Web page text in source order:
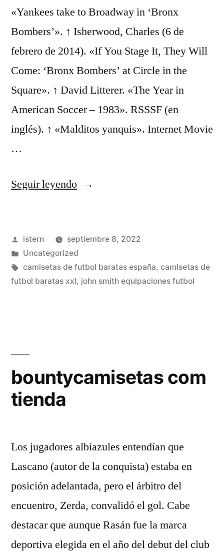
«Yankees take to Broadway in ‘Bronx
Bombers’». ↑ Isherwood, Charles (6 de
febrero de 2014). «If You Stage It, They Will
Come: ‘Bronx Bombers’ at Circle in the
Square». ↑ David Litterer. «The Year in
American Soccer – 1983». RSSSF (en
inglés). ↑ «Malditos yanquis». Internet Movie
…
Seguir leyendo«camisetas
baratas»
Publicado
por
istern
septiembre 8, 2022
Publicado
en
Uncategorized
Etiquetas:
camisetas de futbol baratas españa, camisetas de
futbol baratas xxl, john smith equipaciones futbol
bountycamisetas com
tienda
Los jugadores albiazules entendían que
Lascano (autor de la conquista) estaba en
posición adelantada, pero el árbitro del
encuentro, Zerda, convalidó el gol. Cabe
destacar que aunque Rasán fue la marca
deportiva elegida en el año del debut del club